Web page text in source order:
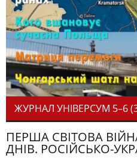
ЖУРНАЛ УНІВЕРСУМ 5–6
ПЕРША СВІТОВА
ДНІВ. РОСІЙСЬКО-